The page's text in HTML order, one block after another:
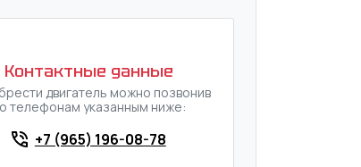
Контактные данные
двигатель можно позвонив
телефонам указанным ниже:
+7 (965) 196-08-78